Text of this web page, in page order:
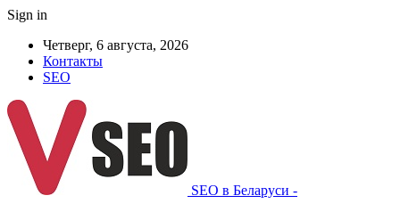
Sign in
Четверг, 6 августа, 2026
Контакты
SEO
SEO в Беларуси -